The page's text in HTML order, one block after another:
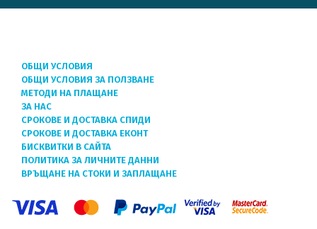
ОБЩИ УСЛОВИЯ
ОБЩИ УСЛОВИЯ ЗА ПОЛЗВАНЕ
МЕТОДИ НА ПЛАЩАНЕ
ЗА НАС
СРОКОВЕ И ДОСТАВКА СПИДИ
СРОКОВЕ И ДОСТАВКА ЕКОНТ
БИСКВИТКИ В САЙТА
ПОЛИТИКА ЗА ЛИЧНИТЕ ДАННИ
ВРЪЩАНЕ НА СТОКИ И ЗАПЛАЩАНЕ